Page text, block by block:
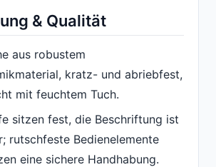
& Qualität
aus robustem
kratz- und abriebfest,
mit feuchtem Tuch.
sitzen fest, die Beschriftung ist
rutschfeste Bedienelemente
eine sichere Handhabung.